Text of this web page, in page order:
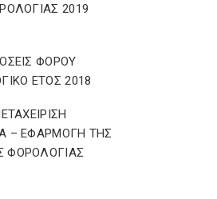
2019
ΦΟΡΟΥ
ΕΤΟΣ 2018
– ΕΦΑΡΜΟΓΗ ΤΗΣ
ΦΟΡΟΛΟΓΙΑΣ